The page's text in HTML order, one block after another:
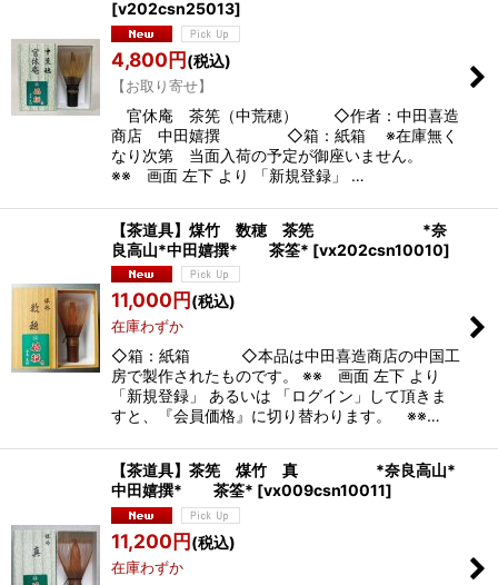
[v202csn25013]
4,800円(税込)
【お取り寄せ】
官休庵 茶筅（中荒穂） ◇作者：中田喜造
商店 中田嬉撰 ◇箱：紙箱 ※在庫無く
なり次第 当面入荷の予定が御座いません。
※※ 画面 左下 より 「新規登録」 …
【茶道具】煤竹 数穂 茶筅 *奈
良高山*中田嬉撰* 茶筌* [vx202csn10010]
11,000円(税込)
在庫わずか
◇箱：紙箱 ◇本品は中田喜造商店の中国工
房で製作されたものです。 ※※ 画面 左下 より
「新規登録」 あるいは 「ログイン」して頂きま
すと、『会員価格』に切り替わります。 ※※…
【茶道具】茶筅 煤竹 真 *奈良高山*
中田嬉撰* 茶筌* [vx009csn10011]
11,200円(税込)
在庫わずか